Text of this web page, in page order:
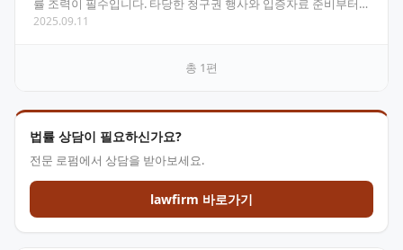
률 조력이 필수입니다. 타당한 청구권 행사와 입증자료 준비부터
소송 전략 수립까지, 군산민사전문변호사와 함께하는 부당이득
2025.09.11
총 1편
법률 상담이 필요하신가요?
전문 로펌에서 상담을 받아보세요.
lawfirm 바로가기